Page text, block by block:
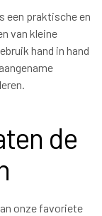
een praktische en
van kleine
hand in hand
de
onze favoriete